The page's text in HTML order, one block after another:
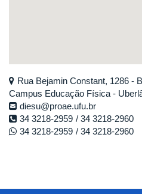
Rua Bejamin Constant, 1286 -
Campus Educação Física -
diesu@proae.ufu.br
34 3218-2959
34 3218-2960
34 3218-2959
34 3218-2960